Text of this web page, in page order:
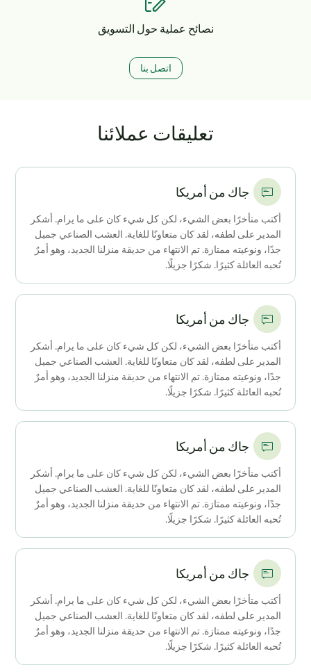
نصائح عملية حول التسويق
اتصل بنا
تعليقات عملائنا
جاك من أمريكا
أكتب متأخرًا بعض الشيء، لكن كل شيء كان على ما يرام. أشكر
المدير على لطفه، لقد كان متعاونًا للغاية. العشب الصناعي جميل
جدًا، ونوعيته ممتازة. تم الانتهاء من حديقة منزلنا الجديد، وهو أمرٌ
تُحبه العائلة كثيرًا. شكرًا جزيلًا.
جاك من أمريكا
أكتب متأخرًا بعض الشيء، لكن كل شيء كان على ما يرام. أشكر
المدير على لطفه، لقد كان متعاونًا للغاية. العشب الصناعي جميل
جدًا، ونوعيته ممتازة. تم الانتهاء من حديقة منزلنا الجديد، وهو أمرٌ
تُحبه العائلة كثيرًا. شكرًا جزيلًا.
جاك من أمريكا
أكتب متأخرًا بعض الشيء، لكن كل شيء كان على ما يرام. أشكر
المدير على لطفه، لقد كان متعاونًا للغاية. العشب الصناعي جميل
جدًا، ونوعيته ممتازة. تم الانتهاء من حديقة منزلنا الجديد، وهو أمرٌ
تُحبه العائلة كثيرًا. شكرًا جزيلًا.
جاك من أمريكا
أكتب متأخرًا بعض الشيء، لكن كل شيء كان على ما يرام. أشكر
المدير على لطفه، لقد كان متعاونًا للغاية. العشب الصناعي جميل
جدًا، ونوعيته ممتازة. تم الانتهاء من حديقة منزلنا الجديد، وهو أمرٌ
تُحبه العائلة كثيرًا. شكرًا جزيلًا.